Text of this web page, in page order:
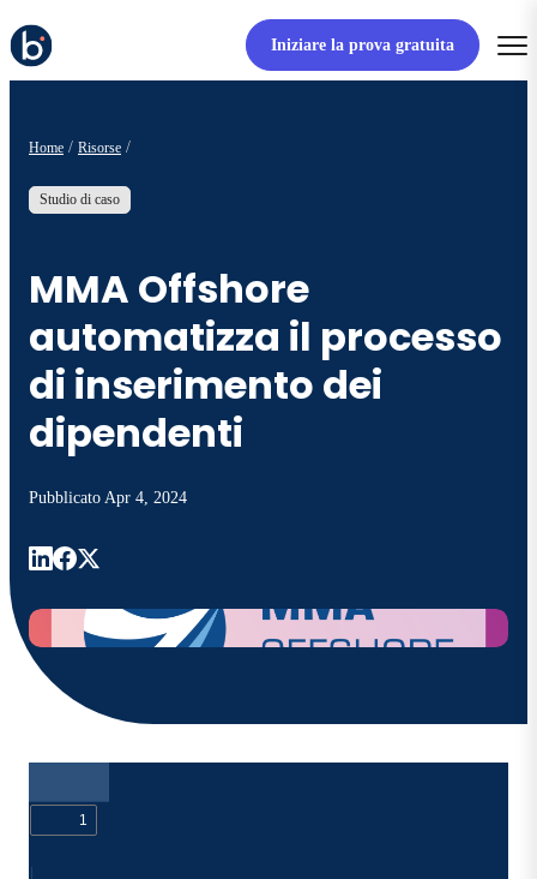
Iniziare la prova gratuita
Home Risorse
Studio di caso
MMA Offshore
automatizza il processo
di inserimento dei
dipendenti
Pubblicato Apr 4, 2024